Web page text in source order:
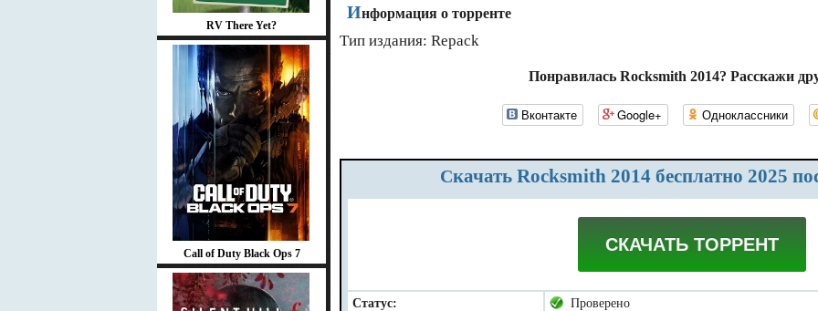
RV There Yet?
Call of Duty Black Ops 7
Информация о торренте
Тип издания: Repack
Понравилась Rocksmith 2014? Расскажи
Вконтакте Google+ Одноклассники
Скачать Rocksmith 2014 бесплатно 2025
СКАЧАТЬ ТОРРЕНТ
Статус: Проверено